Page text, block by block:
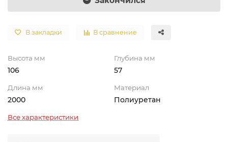
В закладки В сравнение
Высота мм
106
Глубина мм
57
Длина мм
2000
Материал
Полиуретан
Все характеристики